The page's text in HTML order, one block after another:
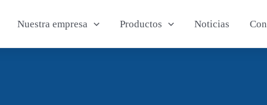
Nuestra empresa Productos Noticias